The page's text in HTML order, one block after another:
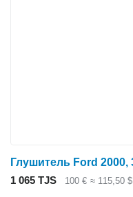
1 065 TJS 100 € ≈ 115,50 $